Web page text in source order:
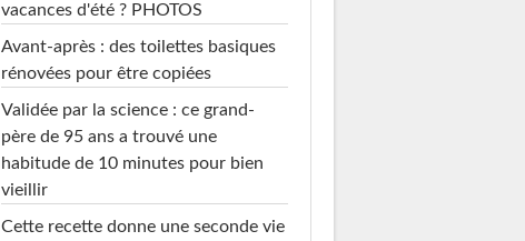
vacances d'été ? PHOTOS
Avant-après : des toilettes basiques
rénovées pour être copiées
Validée par la science : ce grand-
père de 95 ans a trouvé une
habitude de 10 minutes pour bien
vieillir
Cette recette donne une seconde vie